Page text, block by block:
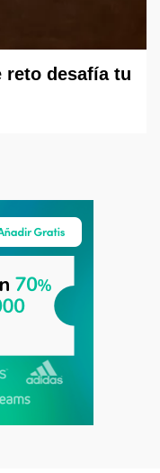
reto desafía tu